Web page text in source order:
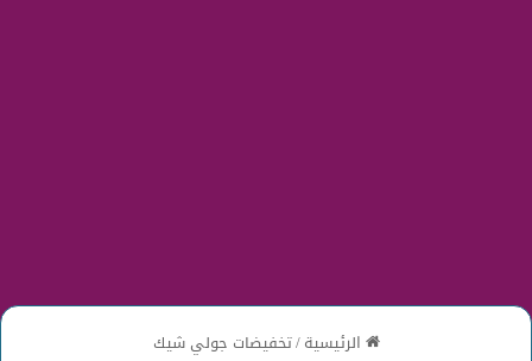
الرئيسية/تخفيضات جولي شيك